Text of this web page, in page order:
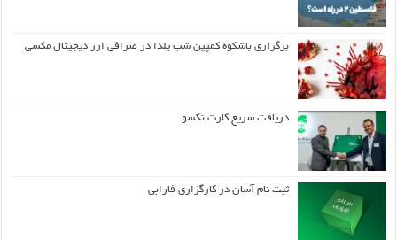
برگزاری باشکوه کمپین شب یلدا در صرافی ارز دیجیتال مکسی
دریافت سریع کارت نکسو
ثبت نام آسان در کارگزاری فارابی